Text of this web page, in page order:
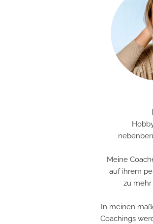
Meine
auf ihrem
zu
In meinen
Coachings